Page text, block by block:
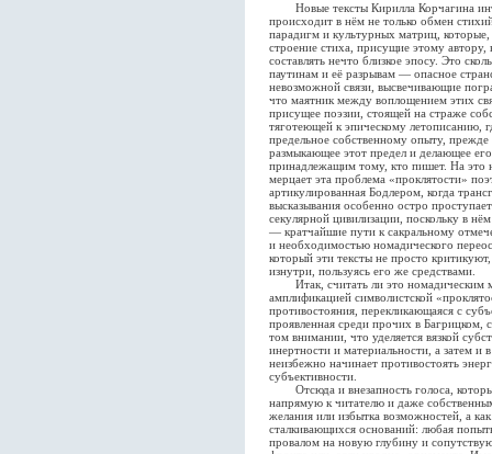
Новые тексты Кирилла Корчагина
происходит в нём не только обмен
парадигм и культурных матриц,
строение стиха, присущие этому
составлять нечто близкое эпосу. Это
паутинам и её разрывам — опасное
невозможной связи, высвечивающие
что маятник между воплощением этих
присущее поэзии, cтоящей на страже
тяготеющей к эпическому летописанию,
предельное собственному опыту,
размыкающее этот предел и делающее
принадлежащим тому, кто пишет. На это
мерцает эта проблема «проклятости»
артикулированная Бодлером, когда
высказывания особенно остро
секулярной цивилизации, поскольку в
— кратчайшие пути к сакральному
и необходимостью номадического
который эти тексты не просто
изнутри, пользуясь его же средствами.
Итак, считать ли это номадическим
амплификацией символистской
противостояния, перекликающаяся с
проявленная среди прочих в Багрицком,
том внимании, что уделяется вязкой
инертности и материальности, а затем и
неизбежно начинает противостоять
субъективности.
Отсюда и внезапность голоса,
напрямую к читателю и даже
желания или избытка возможностей, а
сталкивающихся оснований: любая
провалом на новую глубину и